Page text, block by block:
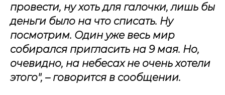
провести, ну хоть для галочки, лишь бы
деньги было на что списать. Ну
посмотрим. Один уже весь мир
собирался пригласить на 9 мая. Но,
очевидно, на небесах не очень хотели
этого", – говорится в сообщении.